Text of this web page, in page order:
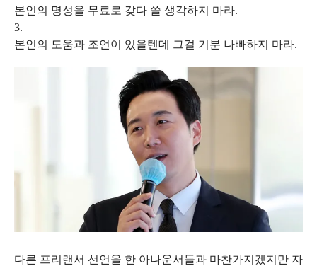
본인의 명성을 무료로 갖다 쓸 생각하지 마라.
3.
본인의 도움과 조언이 있을텐데 그걸 기분 나빠하지 마라.
다른 프리랜서 선언을 한 아나운서들과 마찬가지겠지만 자